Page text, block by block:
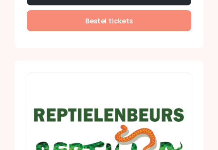
Bestel tickets